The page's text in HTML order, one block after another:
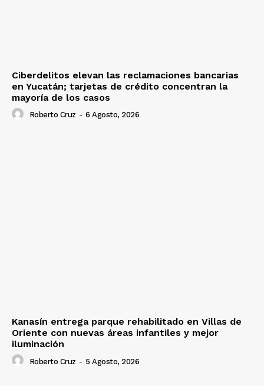
Ciberdelitos elevan las reclamaciones bancarias
en Yucatán; tarjetas de crédito concentran la
mayoría de los casos
Roberto Cruz - 6 Agosto, 2026
Kanasín entrega parque rehabilitado en Villas de
Oriente con nuevas áreas infantiles y mejor
iluminación
Roberto Cruz - 5 Agosto, 2026